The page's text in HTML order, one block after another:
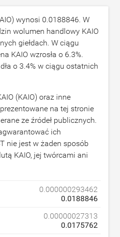
wynosi 0.0188846. W
wolumen handlowy KAIO
giełdach. W ciągu
KAIO wzrosła o 6.3%.
o 3.4% w ciągu ostatnich
(KAIO) oraz inne
na tej stronie
ze źródeł publicznych.
ich
nie jest w żaden sposób
KAIO, jej twórcami ani
0.000000293462
0.0188846
0.00000027313
0.0175762